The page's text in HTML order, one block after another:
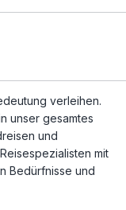
verleihen.
unser gesamtes
und
mit
Bedürfnisse und